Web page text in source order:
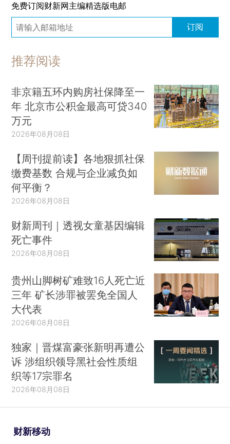
免费订阅财新网主编精选版电邮
订阅
推荐阅读
非京籍五环内购房社保降至一
年 北京市公积金最高可贷340
万元
2026年08月08日
【周刊提前读】各地狠抓社保
缴费基数 合规与企业减负如
何平衡？
2026年08月08日
财新周刊｜透视女童基因编辑
死亡事件
2026年08月08日
贵州山脚树矿难致16人死亡近
三年 矿长涉罪被罢免全国人
大代表
2026年08月08日
独家｜晋煤富豪张新明再遭公
诉 涉组织领导黑社会性质组
织等17宗罪名
2026年08月08日
财新移动